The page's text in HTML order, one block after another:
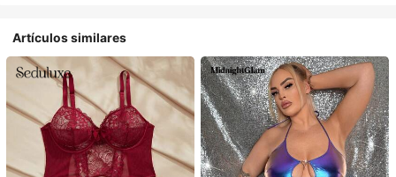
Artículos similares